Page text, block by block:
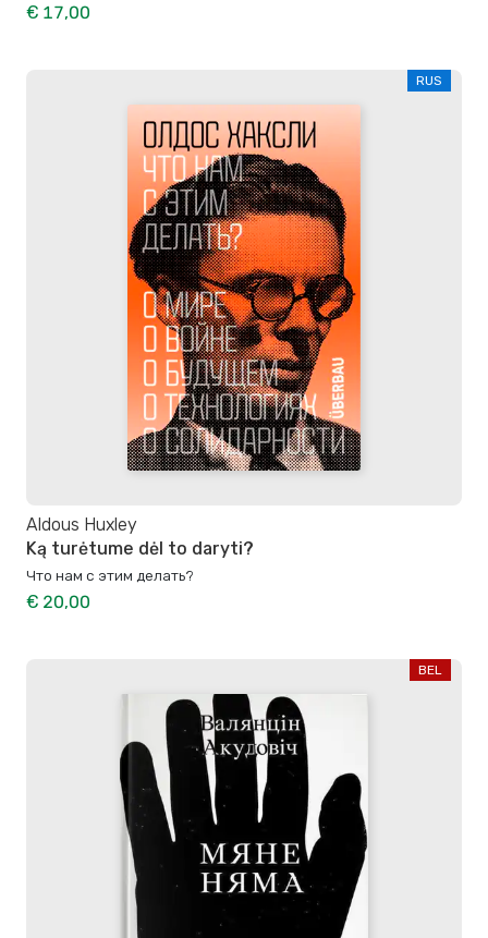
€ 17,00
RUS
Aldous Huxley
Ką turėtume dėl to daryti?
Что нам с этим делать?
€ 20,00
BEL